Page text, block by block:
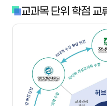
교과목 단위 학점 교